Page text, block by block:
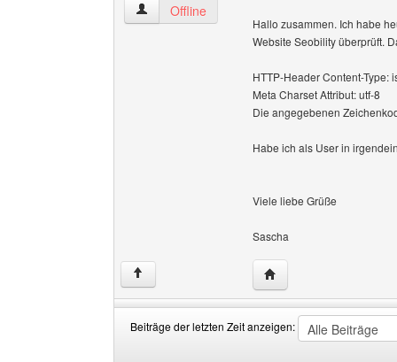
trancewelten Benutzer-Profile anzeigen
Offline
Hallo zusammen. Ich habe
Website Seobility überprüft.
HTTP-Header Content-Type:
Meta Charset Attribut: utf-8
Die angegebenen
Habe ich als User in
Viele liebe Grüße
Sascha
↑ Website dieses
Beiträge der letzten Zeit anzeigen: